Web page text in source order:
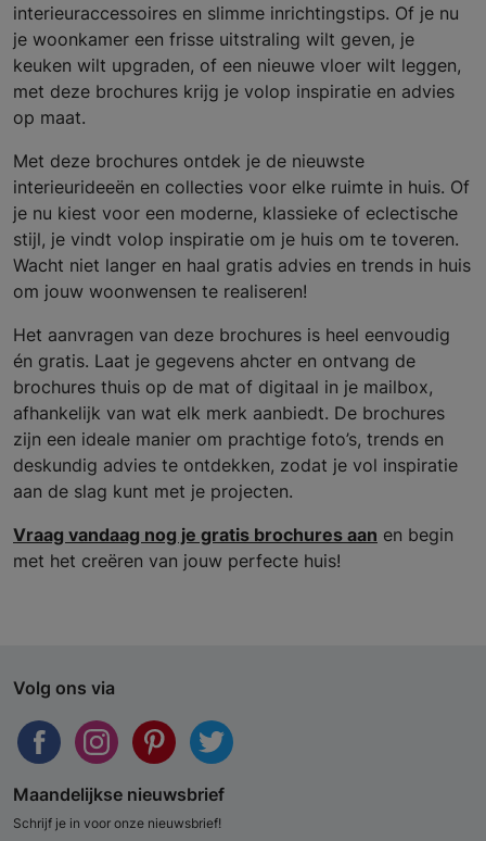
interieuraccessoires en slimme inrichtingstips. Of je nu
je woonkamer een frisse uitstraling wilt geven, je
keuken wilt upgraden, of een nieuwe vloer wilt leggen,
met deze brochures krijg je volop inspiratie en advies
op maat.
Met deze brochures ontdek je de nieuwste
interieurideeën en collecties voor elke ruimte in huis. Of
je nu kiest voor een moderne, klassieke of eclectische
stijl, je vindt volop inspiratie om je huis om te toveren.
Wacht niet langer en haal gratis advies en trends in huis
om jouw woonwensen te realiseren!
Het aanvragen van deze brochures is heel eenvoudig
én gratis. Laat je gegevens ahcter en ontvang de
brochures thuis op de mat of digitaal in je mailbox,
afhankelijk van wat elk merk aanbiedt. De brochures
zijn een ideale manier om prachtige foto’s, trends en
deskundig advies te ontdekken, zodat je vol inspiratie
aan de slag kunt met je projecten.
Vraag vandaag nog je gratis brochures aan en begin
met het creëren van jouw perfecte huis!
Volg ons via
Maandelijkse nieuwsbrief
Schrijf je in voor onze nieuwsbrief!